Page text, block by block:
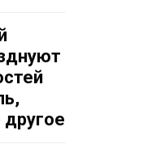
другое